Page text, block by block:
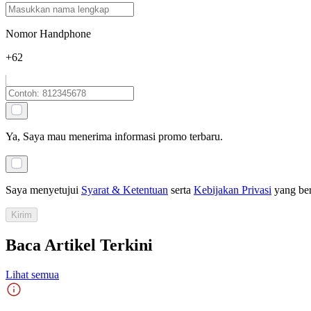
Nomor Handphone
+62
Ya, Saya mau menerima informasi promo terbaru.
Saya menyetujui Syarat & Ketentuan serta Kebijakan Privasi yang
Kirim
Baca Artikel Terkini
Lihat semua